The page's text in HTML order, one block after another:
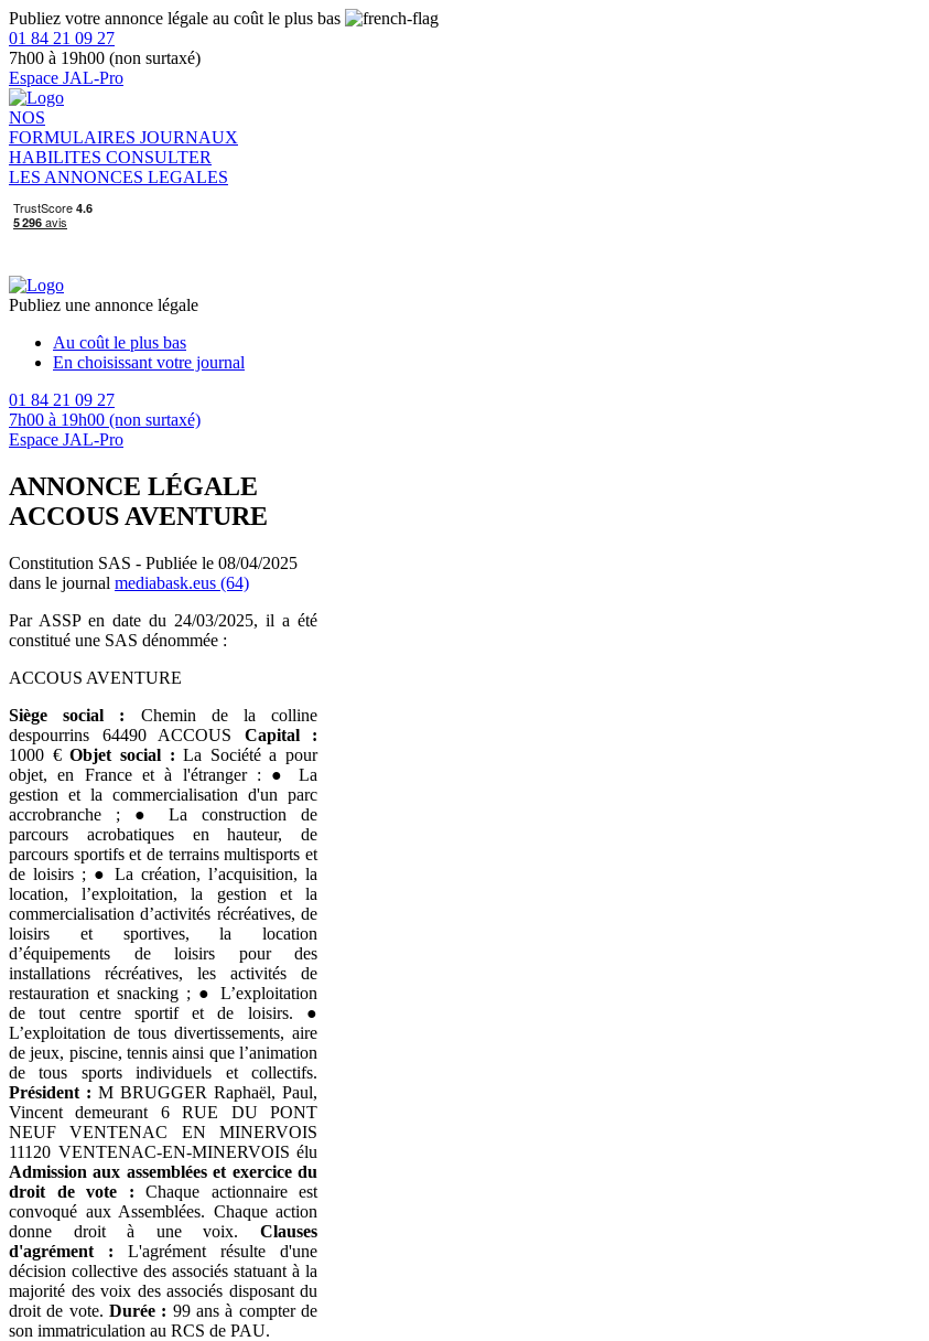
Publiez votre annonce légale au coût le plus bas
01 84 21 09 27
7h00 à 19h00 (non surtaxé)
Espace JAL-Pro
NOS
FORMULAIRES JOURNAUX
HABILITES CONSULTER
LES ANNONCES LEGALES
Publiez une annonce légale
Au coût le plus bas
En choisissant votre journal
01 84 21 09 27
7h00 à 19h00 (non surtaxé)
Espace JAL-Pro
ANNONCE LÉGALE
ACCOUS AVENTURE
Constitution SAS - Publiée le 08/04/2025
dans le journal mediabask.eus (64)
Par ASSP en date du 24/03/2025, il a été
constitué une SAS dénommée :
ACCOUS AVENTURE
Siège social : Chemin de la colline
despourrins 64490 ACCOUS Capital :
1000 €Objet social : La Société a pour
objet, en France et à l'étranger : ● La
gestion et la commercialisation d'un parc
accrobranche ; ● La construction de
parcours acrobatiques en hauteur, de
parcours sportifs et de terrains multisports et
de loisirs ; ● La création, l’acquisition, la
location, l’exploitation, la gestion et la
commercialisation d’activités récréatives, de
loisirs et sportives, la location
d’équipements de loisirs pour des
installations récréatives, les activités de
restauration et snacking ; ● L’exploitation
de tout centre sportif et de loisirs. ●
L’exploitation de tous divertissements, aire
de jeux, piscine, tennis ainsi que l’animation
de tous sports individuels et collectifs.
Président : M BRUGGER Raphaël, Paul,
Vincent demeurant 6 RUE DU PONT
NEUF VENTENAC EN MINERVOIS
11120 VENTENAC-EN-MINERVOIS élu
Admission aux assemblées et exercice du
droit de vote : Chaque actionnaire est
convoqué aux Assemblées. Chaque action
donne droit à une voix. Clauses
d'agrément : L'agrément résulte d'une
décision collective des associés statuant à la
majorité des voix des associés disposant du
droit de vote. Durée : 99 ans à compter de
son immatriculation au RCS de PAU.